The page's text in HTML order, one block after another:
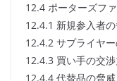
12.4 ポーターズフ
12.4.1 新規参入者
12.4.2 サプライヤ
12.4.3 買い手の交渉
12.4.4 代替品の脅威